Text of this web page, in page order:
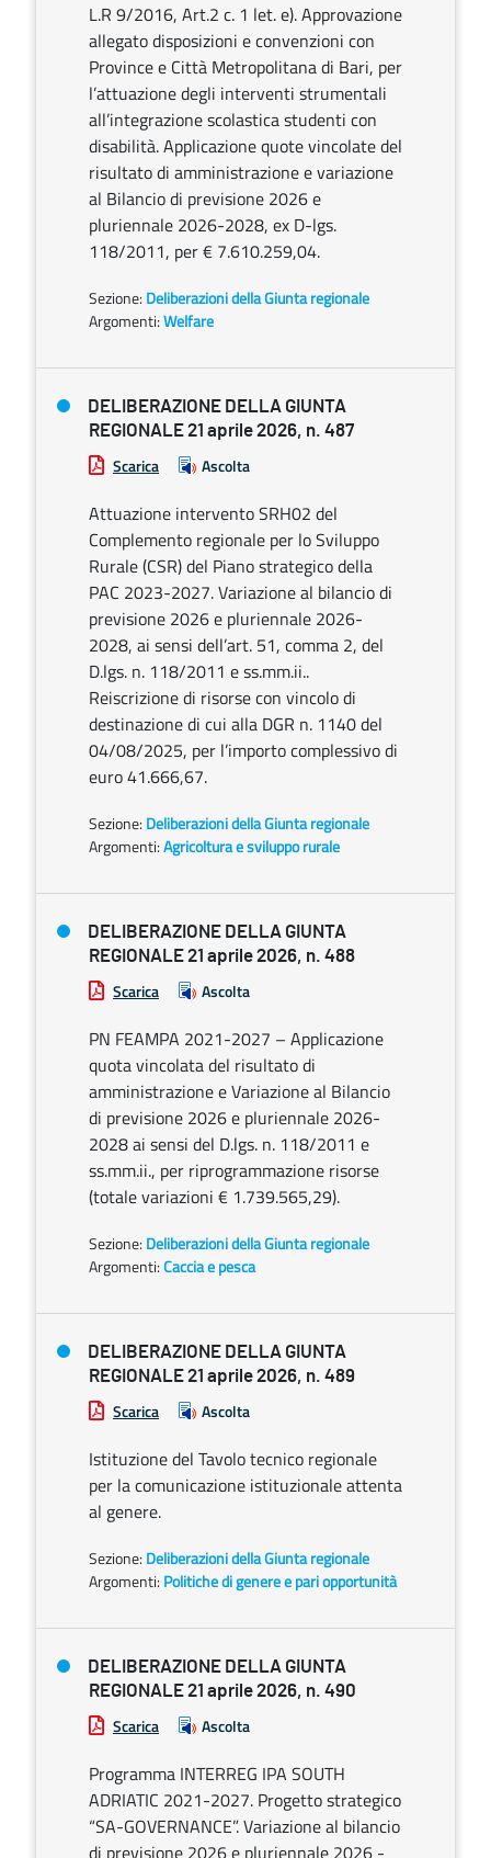
L.R 9/2016, Art.2 c. 1 let. e). Approvazione
allegato disposizioni e convenzioni con
Province e Città Metropolitana di Bari, per
l’attuazione degli interventi strumentali
all’integrazione scolastica studenti con
disabilità. Applicazione quote vincolate del
risultato di amministrazione e variazione
al Bilancio di previsione 2026 e
pluriennale 2026-2028, ex D-lgs.
118/2011, per € 7.610.259,04.
Sezione: Deliberazioni della Giunta regionale
Argomenti:Welfare
DELIBERAZIONE DELLA GIUNTA
REGIONALE 21 aprile 2026, n. 487
Scarica Ascolta
Attuazione intervento SRH02 del
Complemento regionale per lo Sviluppo
Rurale (CSR) del Piano strategico della
PAC 2023-2027. Variazione al bilancio di
previsione 2026 e pluriennale 2026-
2028, ai sensi dell’art. 51, comma 2, del
D.lgs. n. 118/2011 e ss.mm.ii..
Reiscrizione di risorse con vincolo di
destinazione di cui alla DGR n. 1140 del
04/08/2025, per l’importo complessivo di
euro 41.666,67.
Sezione: Deliberazioni della Giunta regionale
Argomenti:Agricoltura e sviluppo rurale
DELIBERAZIONE DELLA GIUNTA
REGIONALE 21 aprile 2026, n. 488
Scarica Ascolta
PN FEAMPA 2021-2027 – Applicazione
quota vincolata del risultato di
amministrazione e Variazione al Bilancio
di previsione 2026 e pluriennale 2026-
2028 ai sensi del D.lgs. n. 118/2011 e
ss.mm.ii., per riprogrammazione risorse
(totale variazioni € 1.739.565,29).
Sezione: Deliberazioni della Giunta regionale
Argomenti:Caccia e pesca
DELIBERAZIONE DELLA GIUNTA
REGIONALE 21 aprile 2026, n. 489
Scarica Ascolta
Istituzione del Tavolo tecnico regionale
per la comunicazione istituzionale attenta
al genere.
Sezione: Deliberazioni della Giunta regionale
Argomenti: Politiche di genere e pari opportunità
DELIBERAZIONE DELLA GIUNTA
REGIONALE 21 aprile 2026, n. 490
Scarica Ascolta
Programma INTERREG IPA SOUTH
ADRIATIC 2021-2027. Progetto strategico
“SA-GOVERNANCE”. Variazione al bilancio
di previsione 2026 e pluriennale 2026 -